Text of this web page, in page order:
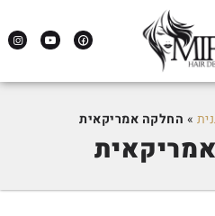
» החלקה אמריקאית